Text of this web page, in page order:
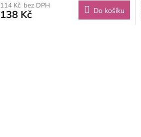
114 Kč bez DPH
138 Kč Do košíku